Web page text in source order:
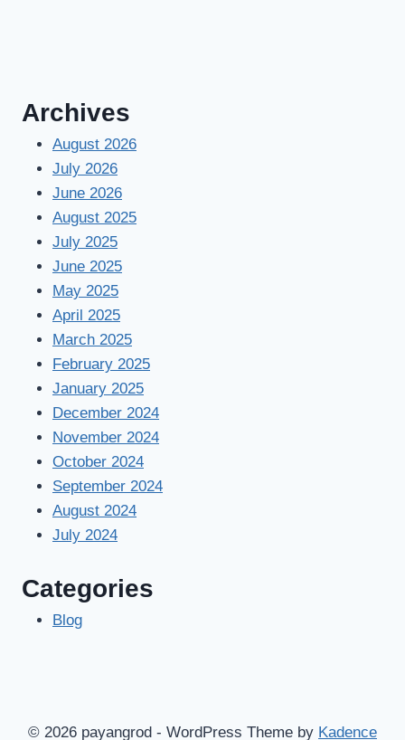
Archives
August 2026
July 2026
June 2026
August 2025
July 2025
June 2025
May 2025
April 2025
March 2025
February 2025
January 2025
December 2024
November 2024
October 2024
September 2024
August 2024
July 2024
Categories
Blog
© 2026 payangrod - WordPress Theme by Kadence